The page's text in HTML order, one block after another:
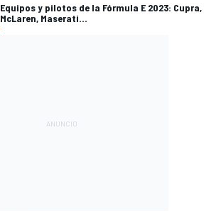
Equipos y pilotos de la Fórmula E 2023: Cupra,
McLaren, Maserati...